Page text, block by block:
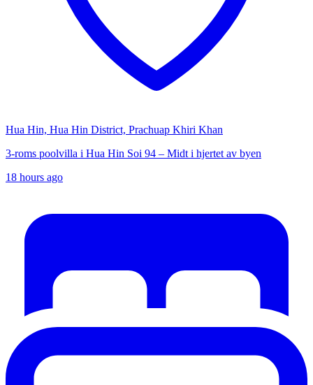
Hua Hin, Hua Hin District, Prachuap Khiri Khan
3-roms poolvilla i Hua Hin Soi 94 – Midt i hjertet av byen
18 hours ago